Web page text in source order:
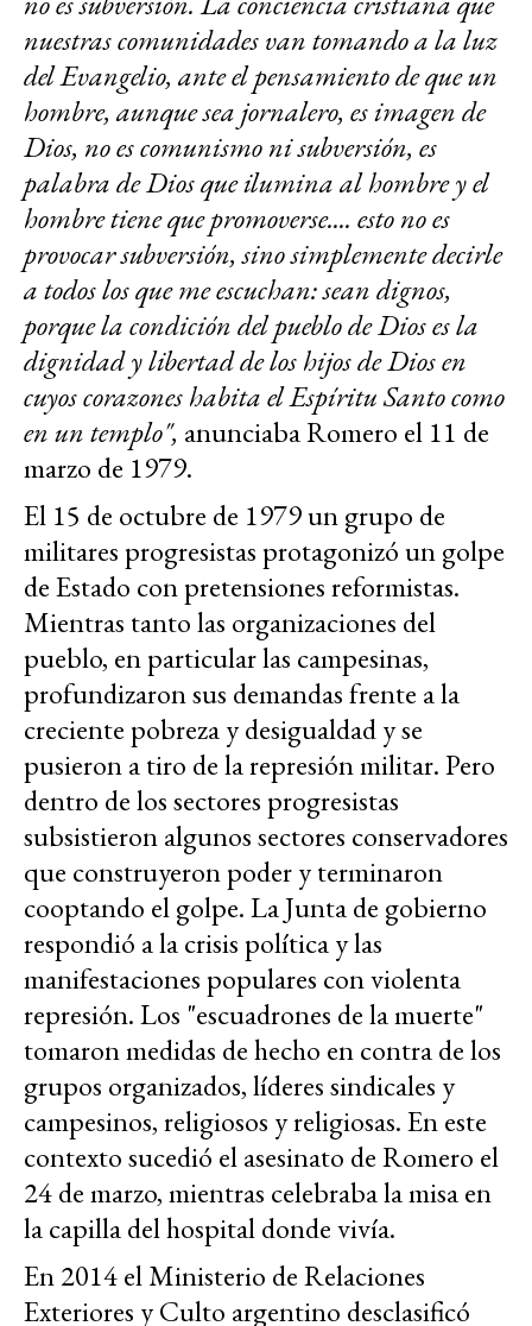
nuestras comunidades van tomando a la luz
del Evangelio, ante el pensamiento de que un
hombre, aunque sea jornalero, es imagen de
Dios, no es comunismo ni subversión, es
palabra de Dios que ilumina al hombre y el
hombre tiene que promoverse.... esto no es
provocar subversión, sino simplemente decirle
a todos los que me escuchan: sean dignos,
porque la condición del pueblo de Dios es la
dignidad y libertad de los hijos de Dios en
cuyos corazones habita el Espíritu Santo como
en un templo", anunciaba Romero el 11 de
marzo de 1979.
El 15 de octubre de 1979 un grupo de
militares progresistas protagonizó un golpe
de Estado con pretensiones reformistas.
Mientras tanto las organizaciones del
pueblo, en particular las campesinas,
profundizaron sus demandas frente a la
creciente pobreza y desigualdad y se
pusieron a tiro de la represión militar. Pero
dentro de los sectores progresistas
subsistieron algunos sectores conservadores
que construyeron poder y terminaron
cooptando el golpe. La Junta de gobierno
respondió a la crisis política y las
manifestaciones populares con violenta
represión. Los "escuadrones de la muerte"
tomaron medidas de hecho en contra de los
grupos organizados, líderes sindicales y
campesinos, religiosos y religiosas. En este
contexto sucedió el asesinato de Romero el
24 de marzo, mientras celebraba la misa en
la capilla del hospital donde vivía.
En 2014 el Ministerio de Relaciones
Exteriores y Culto argentino desclasificó